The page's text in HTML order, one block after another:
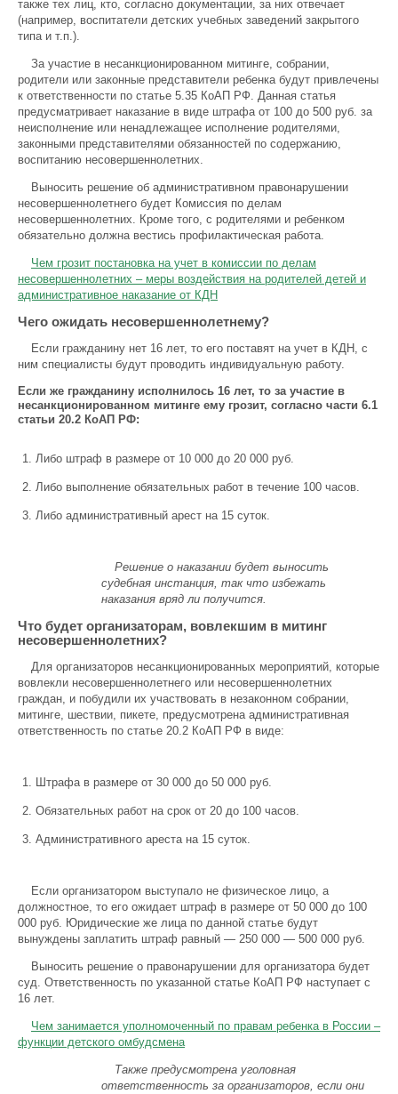
также тех лиц, кто, согласно документации, за них отвечает
(например, воспитатели детских учебных заведений закрытого
типа и т.п.).
За участие в несанкционированном митинге, собрании,
родители или законные представители ребенка будут привлечены
к ответственности по статье 5.35 КоАП РФ. Данная статья
предусматривает наказание в виде штрафа от 100 до 500 руб. за
неисполнение или ненадлежащее исполнение родителями,
законными представителями обязанностей по содержанию,
воспитанию несовершеннолетних.
Выносить решение об административном правонарушении
несовершеннолетнего будет Комиссия по делам
несовершеннолетних. Кроме того, с родителями и ребенком
обязательно должна вестись профилактическая работа.
Чем грозит постановка на учет в комиссии по делам
несовершеннолетних – меры воздействия на родителей детей и
административное наказание от КДН
Чего ожидать несовершеннолетнему?
Если гражданину нет 16 лет, то его поставят на учет в КДН, с
ним специалисты будут проводить индивидуальную работу.
Если же гражданину исполнилось 16 лет, то за участие в
несанкционированном митинге ему грозит, согласно части 6.1
статьи 20.2 КоАП РФ:
Либо штраф в размере от 10 000 до 20 000 руб.
Либо выполнение обязательных работ в течение 100 часов.
Либо административный арест на 15 суток.
Решение о наказании будет выносить
судебная инстанция, так что избежать
наказания вряд ли получится.
Что будет организаторам, вовлекшим в митинг
несовершеннолетних?
Для организаторов несанкционированных мероприятий, которые
вовлекли несовершеннолетнего или несовершеннолетних
граждан, и побудили их участвовать в незаконном собрании,
митинге, шествии, пикете, предусмотрена административная
ответственность по статье 20.2 КоАП РФ в виде:
Штрафа в размере от 30 000 до 50 000 руб.
Обязательных работ на срок от 20 до 100 часов.
Административного ареста на 15 суток.
Если организатором выступало не физическое лицо, а
должностное, то его ожидает штраф в размере от 50 000 до 100
000 руб. Юридические же лица по данной статье будут
вынуждены заплатить штраф равный — 250 000 — 500 000 руб.
Выносить решение о правонарушении для организатора будет
суд. Ответственность по указанной статье КоАП РФ наступает с
16 лет.
Чем занимается уполномоченный по правам ребенка в России –
функции детского омбудсмена
Также предусмотрена уголовная
ответственность за организаторов, если они